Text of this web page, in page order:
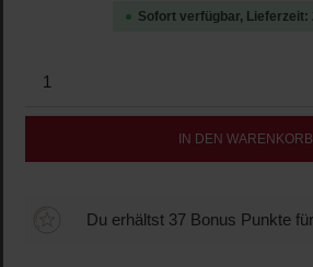
Sofort verfügbar, Lieferzeit:
Produkt Anzahl: Gib den
IN DEN WARENKORB
Du erhältst 37 Bonus Punkte